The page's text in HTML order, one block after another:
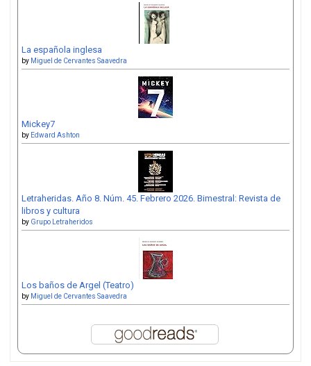
La española inglesa
by Miguel de Cervantes Saavedra
Mickey7
by Edward Ashton
Letraheridas. Año 8. Núm. 45. Febrero 2026. Bimestral: Revista de
libros y cultura
by Grupo Letraheridos
Los baños de Argel (Teatro)
by Miguel de Cervantes Saavedra